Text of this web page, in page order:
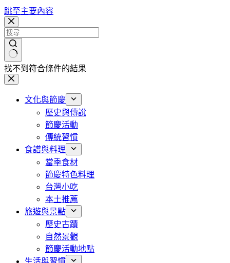
跳至主要內容
找不到符合條件的結果
文化與節慶
歷史與傳說
節慶活動
傳統習慣
食譜與料理
當季食材
節慶特色料理
台灣小吃
本土推薦
旅遊與景點
歷史古蹟
自然景觀
節慶活動地點
生活與習慣